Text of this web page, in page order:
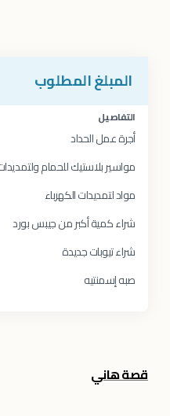
المبلغ المطلوب
التفاصيل
أجرة عمل الحداد
مواسير بلاستيك للحمام
مواد لتمديدات الكهرباء
شراء كمية أكبر من جيبس بورد
شراء تيوبات جديدة
صبه إسمنتيه
قصة هاني